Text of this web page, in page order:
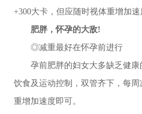
+300大卡，但应随时视体重增加速
肥胖，怀孕的大敌!
◎减重最好在怀孕前进行
孕前肥胖的妇女大多缺乏健康
饮食及运动控制，双管齐下，每
重增加速度即可。